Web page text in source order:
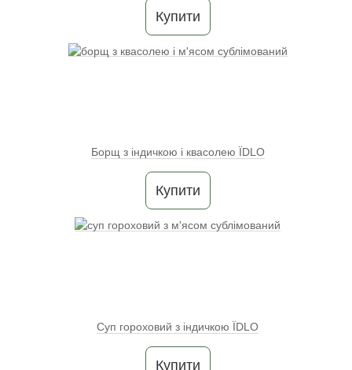
Купити
Борщ з індичкою і квасолею ЇDLO
Купити
Суп гороховий з індичкою ЇDLO
Купити